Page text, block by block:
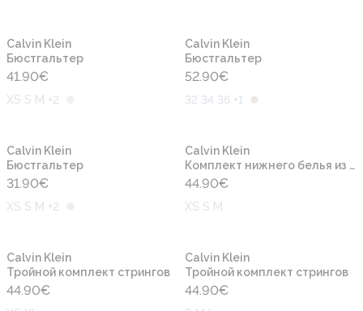
Calvin Klein
Бюстгальтер
41.90€
XS S M +2
Calvin Klein
Бюстгальтер
52.90€
32 34 36 +1
Calvin Klein
Бюстгальтер
31.90€
XS S M +2
Calvin Klein
Комплект нижнего белья из трех изделий
44.90€
XS S M
Calvin Klein
Тройной комплект стрингов
44.90€
Calvin Klein
Тройной комплект стрингов
44.90€